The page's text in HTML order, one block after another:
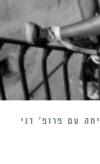
עם פרופ’ דני